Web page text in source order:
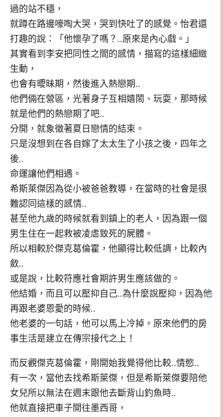
過的站不穩，
就蹲在路邊嚎啕大哭，哭到快吐了的感覺。怡君還
打趣的說：「他懷孕了嗎？..原來是內心戲。」
其實看到李安把同性之間的感情，描寫的這樣細緻
生動，
也會有曖昧期，然後進入熱戀期..
他們倆在營區，光著身子互相嬉鬧、玩耍，那時候
就是他們的熱戀期了吧..
分開，就象徵著夏日戀情的結束。
只是沒想到在各自嫁了太太生了小孩之後，四年之
後..
命運讓他們相遇。
希斯萊傑因為從小被爸爸教導，在當時的社會是很
難認同這樣的感情..
甚至他九歲的時候就看到鎮上的老人，因為跟一個
男生住在一起救被凌虐致死的屍體。
所以相較於傑克葛倫霍，他顯得比較低調，比較內
斂..
或是說，比較符應社會期許男生應該做的。
他結婚，而且可以壓抑自己..為什麼說壓抑，因為他
再跟老婆恩愛的時候..
他老婆的一句話，他可以馬上冷掉。原來他們的房
事生活是建立在傳宗接代之上！
而反觀傑克葛倫霍，剛開始我覺得他比較..情慾..
有一次，當他去找希斯萊傑，但是希斯萊傑要陪他
女兒所以無法在週末跟他去斷背山釣魚時..
他就直接把車子開往墨西哥，